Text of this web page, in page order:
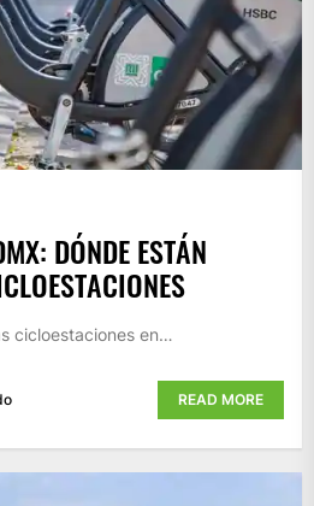
DÓNDE ESTÁN
cicloestaciones en…
READ MORE